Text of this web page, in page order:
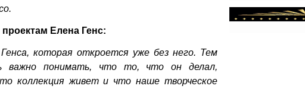
Елена Генс:
которая откроется уже без него. Тем
важно понимать, что то, что он делал,
коллекция живет и что наше творческое